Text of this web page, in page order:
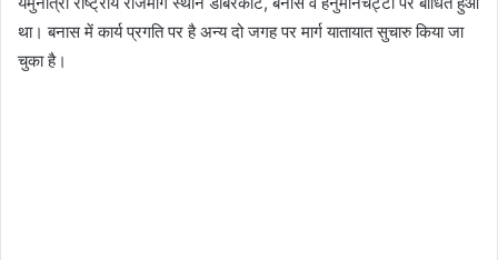
था। बनास में कार्य प्रगति पर है अन्य दो जगह पर मार्ग यातायात सुचारु किया जा
चुका है।